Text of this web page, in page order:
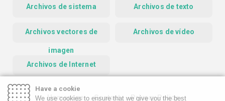
Archivos de sistema Archivos de texto
Archivos vectores de
imagen
Archivos de vídeo
Archivos de Internet
Homepage Contact Privacy Policy
Have a cookie
We use cookies to ensure that we give you the best